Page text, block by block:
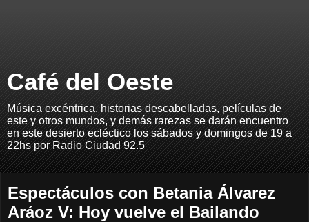
Café del Oeste
Música excéntrica, historias descabelladas, películas de
este y otros mundos, y demás rarezas se darán encuentro
en este desierto ecléctico los sábados y domingos de 19 a
22hs por Radio Ciudad 92.5
Espectáculos con Betania Álvarez
Aráoz V: Hoy vuelve el Bailando